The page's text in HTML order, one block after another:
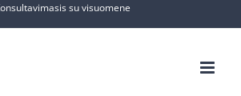
su visuomene